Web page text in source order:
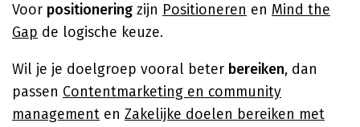
Voor positionering zijn Positioneren en Mind the
Gap de logische keuze.
Wil je je doelgroep vooral beter bereiken, dan
passen Contentmarketing en community
management en Zakelijke doelen bereiken met